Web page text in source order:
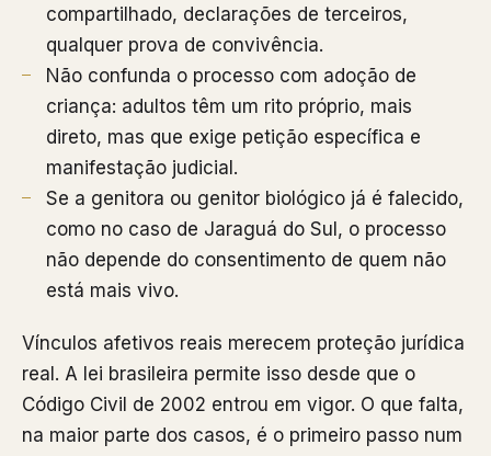
compartilhado, declarações de terceiros,
qualquer prova de convivência.
Não confunda o processo com adoção de
criança: adultos têm um rito próprio, mais
direto, mas que exige petição específica e
manifestação judicial.
Se a genitora ou genitor biológico já é falecido,
como no caso de Jaraguá do Sul, o processo
não depende do consentimento de quem não
está mais vivo.
Vínculos afetivos reais merecem proteção jurídica
real. A lei brasileira permite isso desde que o
Código Civil de 2002 entrou em vigor. O que falta,
na maior parte dos casos, é o primeiro passo num